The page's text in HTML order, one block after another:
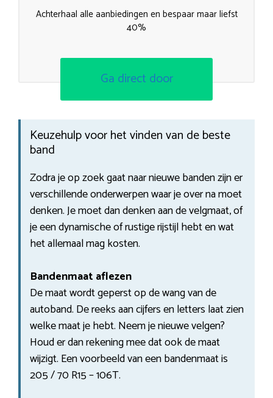
Achterhaal alle aanbiedingen en bespaar maar liefst
40%
Ga direct door
Keuzehulp voor het vinden van de beste
band
Zodra je op zoek gaat naar nieuwe banden zijn er
verschillende onderwerpen waar je over na moet
denken. Je moet dan denken aan de velgmaat, of
je een dynamische of rustige rijstijl hebt en wat
het allemaal mag kosten.
Bandenmaat aflezen
De maat wordt geperst op de wang van de
autoband. De reeks aan cijfers en letters laat zien
welke maat je hebt. Neem je nieuwe velgen?
Houd er dan rekening mee dat ook de maat
wijzigt. Een voorbeeld van een bandenmaat is
205 / 70 R15 – 106T.